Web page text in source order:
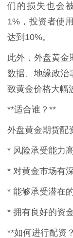
们的损失也会
1%，投资者使
达到10%。
此外，外盘黄金
数据、地缘政治
致黄金价格大幅
**适合谁？**
外盘黄金期货配
* 风险承受能力
* 对黄金市场有
* 能够承受潜在
* 拥有良好的资
**如何进行配资